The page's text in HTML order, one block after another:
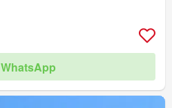
WhatsApp